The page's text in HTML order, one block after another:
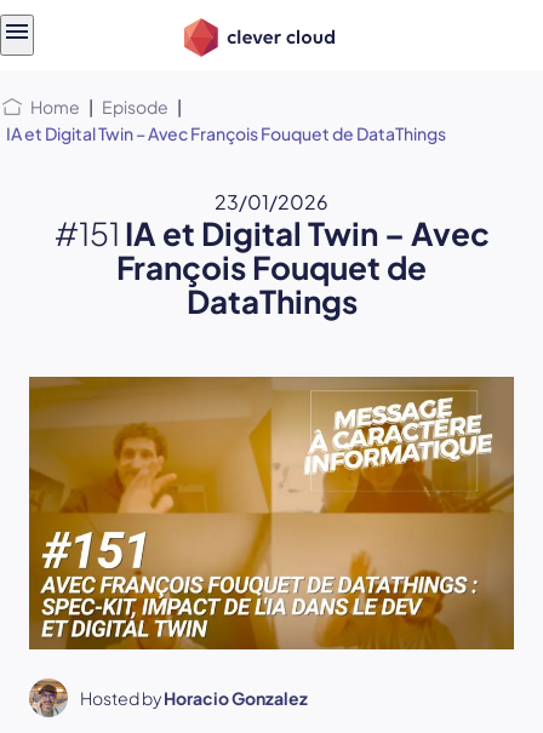
Home | Episode |
IA et Digital Twin – Avec François Fouquet de DataThings
23/01/2026
#151 IA et Digital Twin – Avec
François Fouquet de
DataThings
Hosted byHoracio Gonzalez